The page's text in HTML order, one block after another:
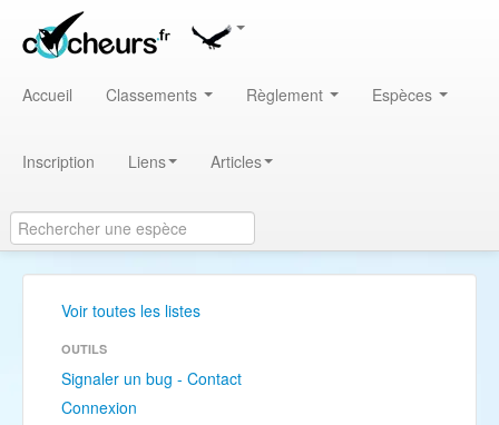
Accueil Classements Règlement Espèces
Inscription Liens Articles
Voir toutes les listes
OUTILS
Signaler un bug - Contact
Connexion